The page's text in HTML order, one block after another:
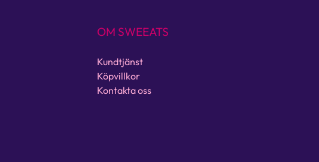
OM SWEEATS
Kundtjänst
Köpvillkor
Kontakta oss